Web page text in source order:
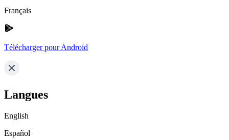
Français
Télécharger pour Android
Langues
English
Español